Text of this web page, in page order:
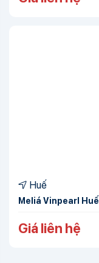
Huế
Meliá Vinpearl Huế
Giá liên hệ